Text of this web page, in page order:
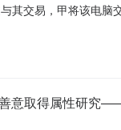
其交易，甲将该电脑
意取得属性研究